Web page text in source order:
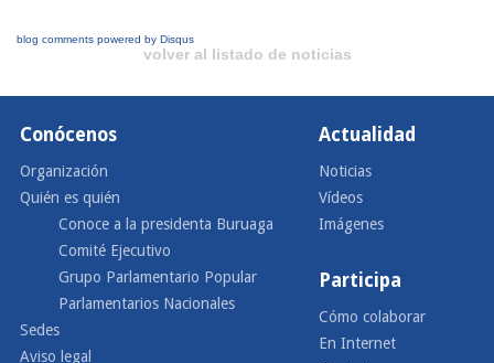
blog comments powered by Disqus
volver al listado de noticias
Conócenos
Organización
Quién es quién
Conoce a la presidenta Buruaga
Comité Ejecutivo
Grupo Parlamentario Popular
Parlamentarios Nacionales
Sedes
Aviso legal
Actualidad
Noticias
Vídeos
Imágenes
Participa
Cómo colaborar
En Internet